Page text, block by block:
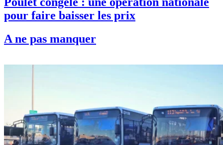
Poulet congelé : une opération nationale